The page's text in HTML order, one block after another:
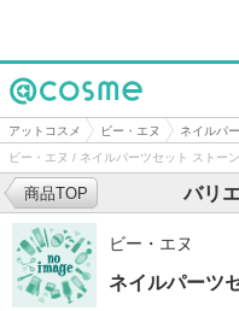
@cosme
アットコスメ ビー・エヌ ネイルパ
ビー・エヌ / ネイルパーツセット ストー
バリ
商品TOP
ビー・エヌ
ネイルパーツ